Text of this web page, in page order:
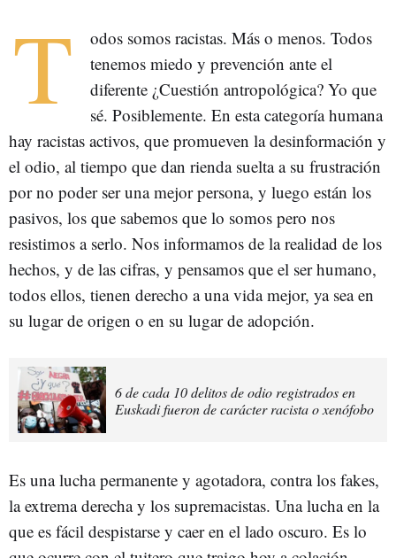
T
odos somos racistas. Más o menos. Todos
tenemos miedo y prevención ante el
diferente ¿Cuestión antropológica? Yo que
sé. Posiblemente. En esta categoría humana
hay racistas activos, que promueven la desinformación y
el odio, al tiempo que dan rienda suelta a su frustración
por no poder ser una mejor persona, y luego están los
pasivos, los que sabemos que lo somos pero nos
resistimos a serlo. Nos informamos de la realidad de los
hechos, y de las cifras, y pensamos que el ser humano,
todos ellos, tienen derecho a una vida mejor, ya sea en
su lugar de origen o en su lugar de adopción.
6 de cada 10 delitos de odio registrados en
Euskadi fueron de carácter racista o xenófobo
Es una lucha permanente y agotadora, contra los fakes,
la extrema derecha y los supremacistas. Una lucha en la
que es fácil despistarse y caer en el lado oscuro. Es lo